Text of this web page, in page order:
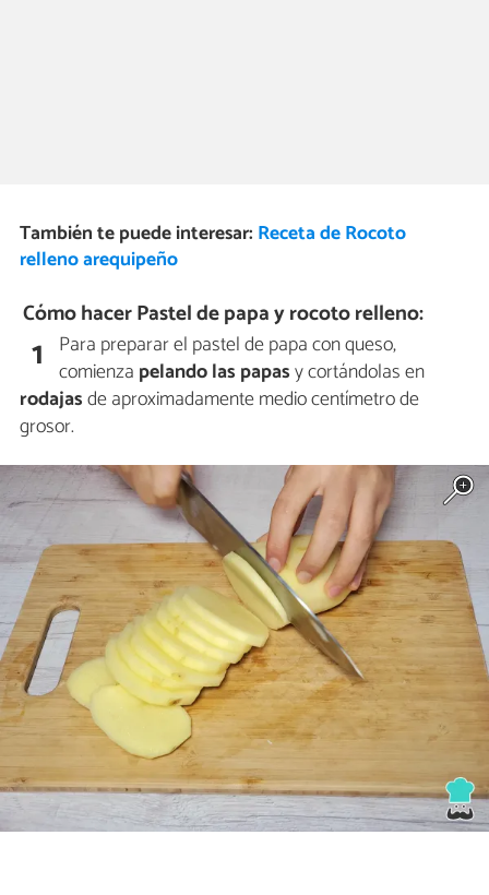
También te puede interesar: Receta de Rocoto
relleno arequipeño
Cómo hacer Pastel de papa y rocoto relleno:
1 Para preparar el pastel de papa con queso,
comienza pelando las papasy cortándolas en
rodajasde aproximadamente medio centímetro de
grosor.